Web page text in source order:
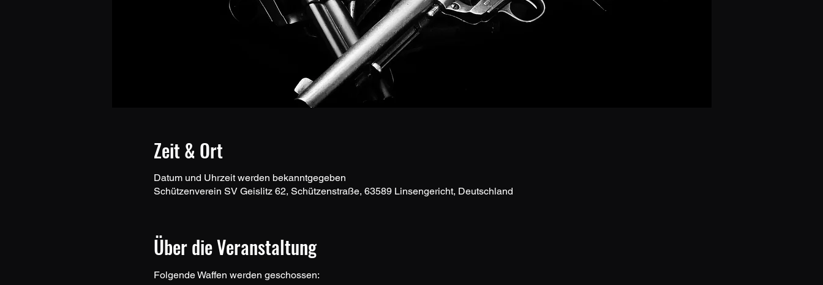
Zeit & Ort
Datum und Uhrzeit werden bekanntgegeben
Schützenverein SV Geislitz 62, Schützenstraße, 63589 Linsengericht, Deutschland
Über die Veranstaltung
Folgende Waffen werden geschossen: